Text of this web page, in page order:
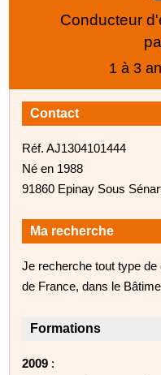
Conducteur
1 à 3
Contact
Réf. AJ1304101444
Né en 1988
91860 Epinay Sous
Ma recherche
Je recherche tout type
de France, dans le
Formations
2009 :